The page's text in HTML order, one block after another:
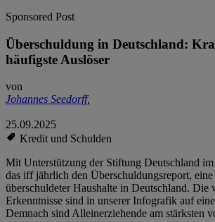
Sponsored Post
Überschuldung in Deutschland:
häufigste Auslöser
von
Johannes Seedorff,
25.09.2025
Kredit und Schulden
Mit Unterstützung der Stiftung Deutschland
das iff jährlich den Überschuldungsreport,
überschuldeter Haushalte in Deutschland. Die
Erkenntnisse sind in unserer Infografik auf
Demnach sind Alleinerziehende am stärksten